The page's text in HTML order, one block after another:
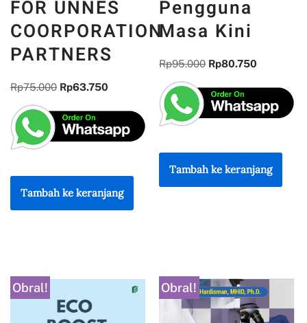
CAREERHUB :
INTERNSHIP
INNOVATION
FOR UNNES
COORPORATION
PARTNERS
BLOOMBILL :
Inovasi Struk
Digital untuk
Pengguna
Masa Kini